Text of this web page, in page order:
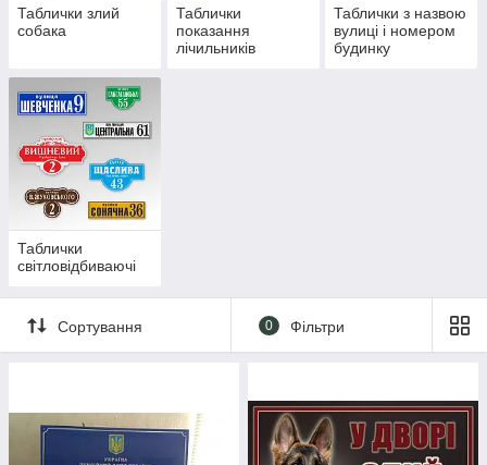
Таблички злий
собака
Таблички
показання
лічильників
Таблички з назвою
вулиці і номером
будинку
Таблички
світловідбиваючі
Сортування 0 Фільтри